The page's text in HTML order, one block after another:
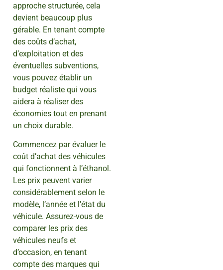
approche structurée, cela
devient beaucoup plus
gérable. En tenant compte
des coûts d’achat,
d’exploitation et des
éventuelles subventions,
vous pouvez établir un
budget réaliste qui vous
aidera à réaliser des
économies tout en prenant
un choix durable.
Commencez par évaluer le
coût d’achat des véhicules
qui fonctionnent à l’éthanol.
Les prix peuvent varier
considérablement selon le
modèle, l’année et l’état du
véhicule. Assurez-vous de
comparer les prix des
véhicules neufs et
d’occasion, en tenant
compte des marques qui